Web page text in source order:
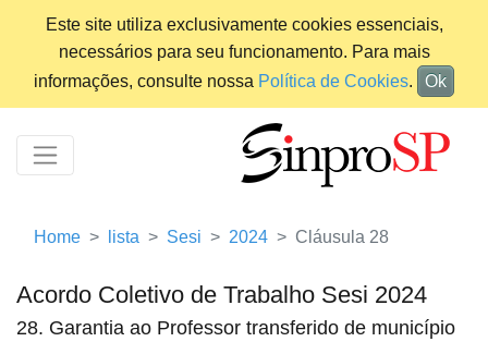
Este site utiliza exclusivamente cookies essenciais,
necessários para seu funcionamento. Para mais
informações, consulte nossa Política de Cookies. Ok
Home lista Sesi 2024 Cláusula 28
Acordo Coletivo de Trabalho Sesi 2024
28. Garantia ao Professor transferido de município